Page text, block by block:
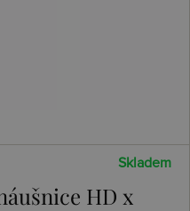
Skladem
HD x